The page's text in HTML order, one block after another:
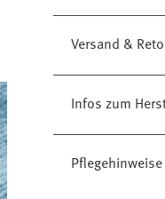
Versand &
Infos zum
Pflegehinweise